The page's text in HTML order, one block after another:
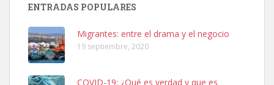
Leales.org » Gran Canaria
ENTRADAS POPULARES
Migrantes: entre el drama y el negocio
19 septiembre, 2020
COVID-19: ¿Qué es verdad y que es